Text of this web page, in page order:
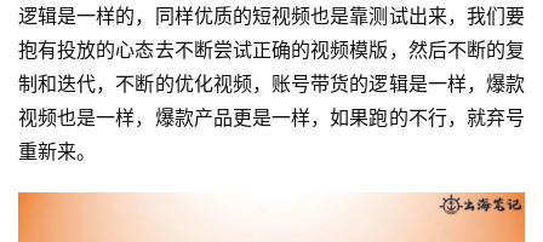
逻辑是一样的，同样优质的短视频也是靠测试出来，我们要
抱有投放的心态去不断尝试正确的视频模版，然后不断的复
制和迭代，不断的优化视频，账号带货的逻辑是一样，爆款
视频也是一样，爆款产品更是一样，如果跑的不行，就弃号
重新来。